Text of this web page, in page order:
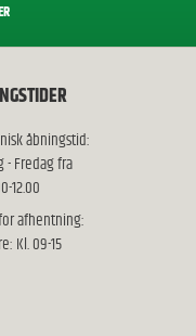
åbningstid:
- Fredag fra
12.00
afhentning:
Kl. 09-15